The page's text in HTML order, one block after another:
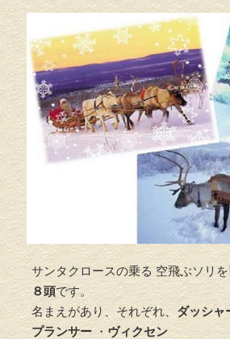
サンタクロースの乗る 空飛ぶソリ
８頭です。
名まえがあり、それぞれ、 ダッシャ
プランサー・ ヴィクセン